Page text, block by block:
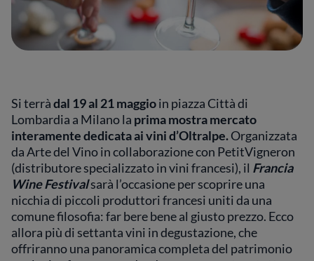
Si terràdal 19 al 21 maggioin piazza Città di
Lombardia a Milano la prima mostra mercato
interamente dedicata ai vini d’Oltralpe.Organizzata
da Arte del Vino in collaborazione con PetitVigneron
(distributore specializzato in vini francesi), il Francia
Wine Festivalsarà l’occasione per scoprire una
nicchia di piccoli produttori francesi uniti da una
comune filosofia: far bere bene al giusto prezzo. Ecco
allora più di settanta vini in degustazione, che
offriranno una panoramica completa del patrimonio